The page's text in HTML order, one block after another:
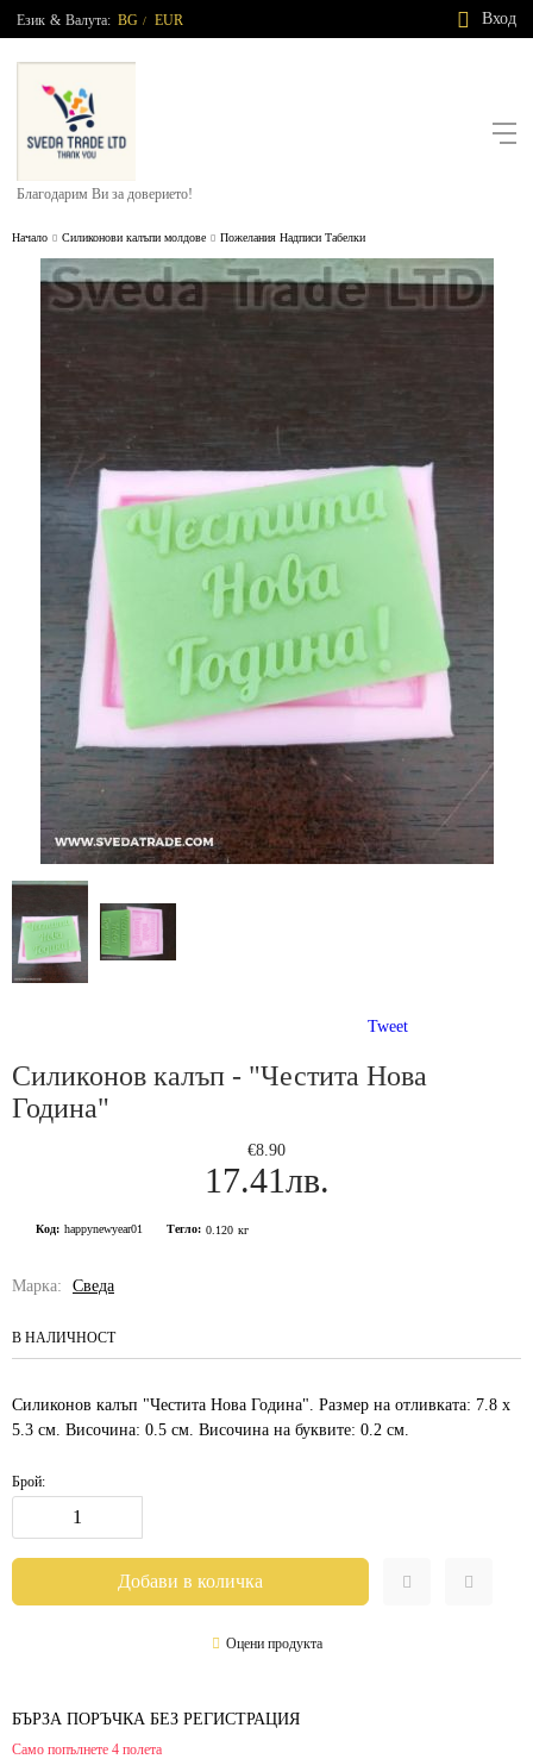
Език & Валута: BG / EUR Вход
Благодарим Ви за доверието!
Начало Силиконови калъпи молдове Пожелания Надписи Табелки
Tweet
Силиконов калъп - "Честита Нова
Година"
€8.90
17.41лв.
Код: happynewyear01 Тегло: 0.120 кг
Марка: Сведа
В НАЛИЧНОСТ
Силиконов калъп "Честита Нова Година". Размер на отливката: 7.8 х
5.3 см. Височина: 0.5 см. Височина на буквите: 0.2 см.
Брой:
Оцени продукта
БЪРЗА ПОРЪЧКА БЕЗ РЕГИСТРАЦИЯ
Само попълнете 4 полета